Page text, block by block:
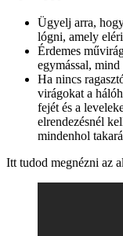
Ügyelj arra,
lógni, amely
Érdemes
egymással,
Ha nincs
virágokat a
fejét és a
elrendezésnél
mindenhol
Itt tudod megnézni az